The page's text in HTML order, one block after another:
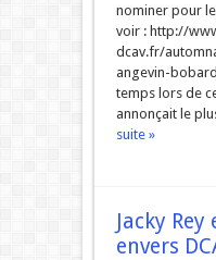
nominer pour le
voir : http://
dcav.fr/
angevin-
temps lors de
annonçait le
suite »
Jacky
envers